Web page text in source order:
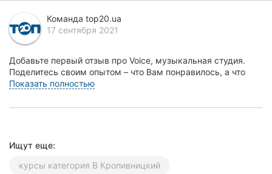
Полтава
Чернигов
Черкассы
Ивано-
Франковск
Команда top20.ua
17 сентября 2021
Добавьте первый отзыв про Voice, музыкальная студия.
Поделитесь своим опытом – что Вам понравилось, а что
нет! Это поможет другим жителям Кропивницко...
Показать полностью
Ищут еще:
курсы категория В Кропивницкий